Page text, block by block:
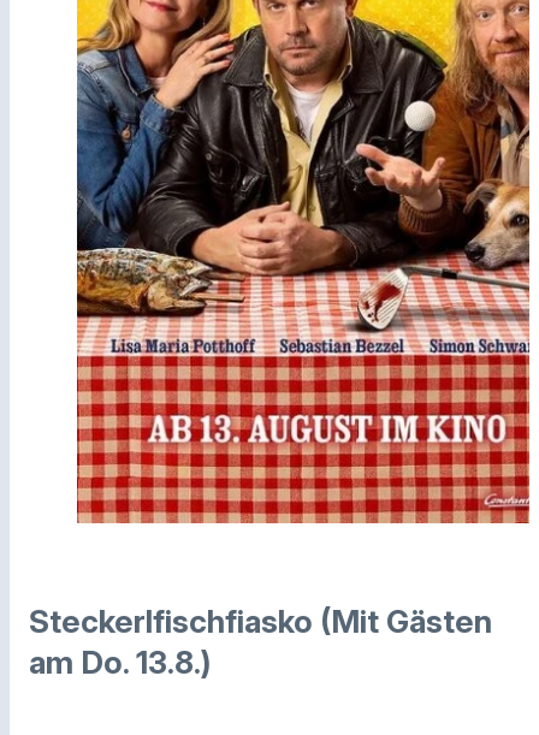
Steckerlfischfiasko (Mit Gästen
am Do. 13.8.)